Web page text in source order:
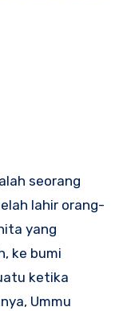
seorang
lahir orang-
yang
ke bumi
ketika
Ummu